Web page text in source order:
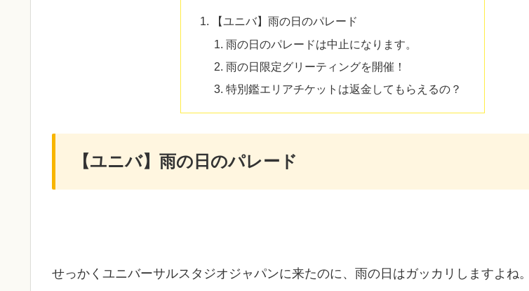
【ユニバ】雨の日のパレード
雨の日のパレードは中止になります。
雨の日限定グリーティングを開催！
特別鑑エリアチケットは返金してもらえるの？
【ユニバ】雨の日のパレード
せっかくユニバーサルスタジオジャパンに来たのに、雨の日はガッカリしますよね。